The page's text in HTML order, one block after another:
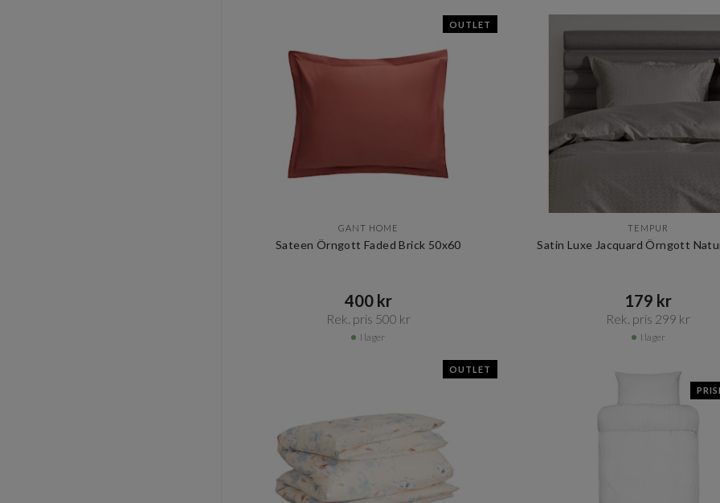
OUTLET
GANT HOME
Sateen Örngott Faded Brick 50x60
400 kr​​
Rek. pris 500 kr​​
I lager
TEMPUR
Satin Luxe Jacquard Örngott
179 kr​​
Rek. pris 299 kr​​
I lager
OUTLET